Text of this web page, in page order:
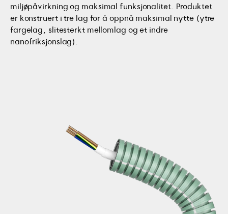
miljøpåvirkning og maksimal funksjonalitet. Produktet
er konstruert i tre lag for å oppnå maksimal nytte (ytre
fargelag, slitesterkt mellomlag og et indre
nanofriksjonslag).